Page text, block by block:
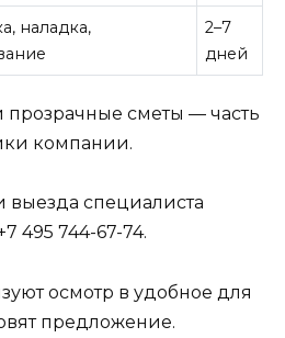
наладка,
2–7
дней
прозрачные сметы — часть
компании.
выезда специалиста
495 744-67-74.
осмотр в удобное для
предложение.